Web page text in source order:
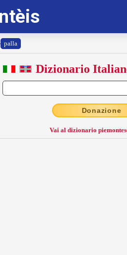
palla
Dizionario
Donazione
Vai al dizionario